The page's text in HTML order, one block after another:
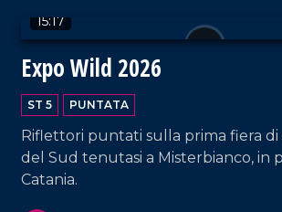
15:17
Expo Wild 2026
ST 5 PUNTATA
Riflettori puntati sulla prima fiera di
del Sud tenutasi a Misterbianco, in
Catania.